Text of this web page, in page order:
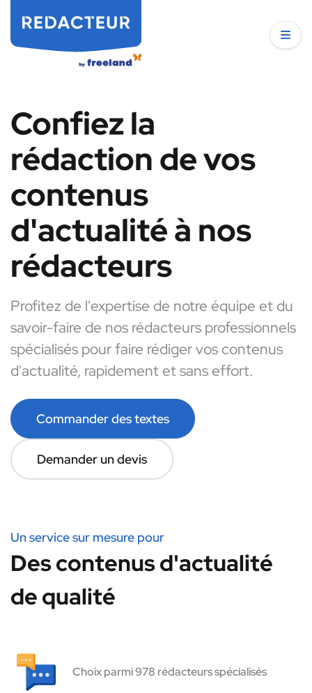
Confiez la
rédaction de vos
contenus
d'actualité à nos
rédacteurs
Profitez de l'expertise de notre équipe et du
savoir-faire de nos rédacteurs professionnels
spécialisés pour faire rédiger vos contenus
d'actualité, rapidement et sans effort.
Commander des textes
Demander un devis
Un service sur mesure pour
Des contenus d'actualité
de qualité
Choix parmi 978 rédacteurs spécialisés